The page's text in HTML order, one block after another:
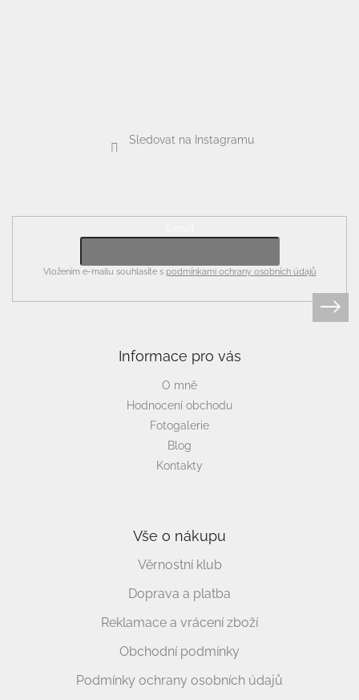
Sledovat na Instagramu
Vložením e-mailu souhlasíte s podmínkami ochrany osobních údajů
Informace pro vás
O mně
Hodnocení obchodu
Fotogalerie
Blog
Kontakty
Vše o nákupu
Věrnostní klub
Doprava a platba
Reklamace a vrácení zboží
Obchodní podmínky
Podmínky ochrany osobních údajů